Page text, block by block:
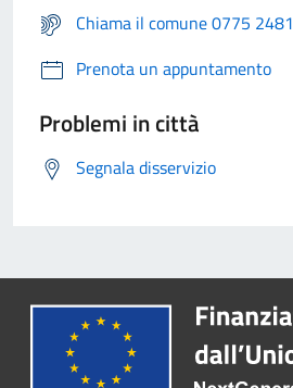
Chiama il comune 0775 2481
Prenota un appuntamento
Problemi in città
Segnala disservizio